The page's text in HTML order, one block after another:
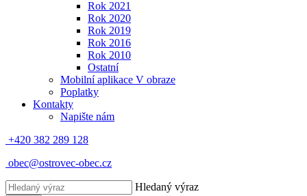
Rok 2021
Rok 2020
Rok 2019
Rok 2016
Rok 2010
Ostatní
Mobilní aplikace V obraze
Poplatky
Kontakty
Napište nám
+420 382 289 128
obec@ostrovec-obec.cz
Hledaný výraz